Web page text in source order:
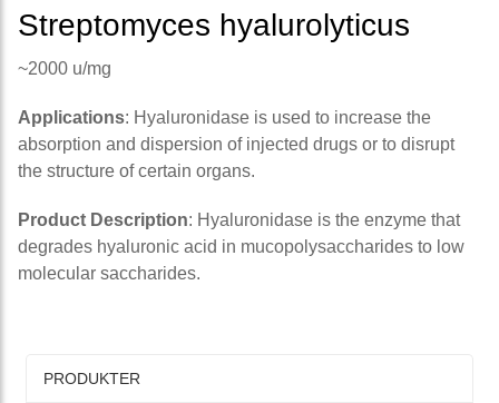
Streptomyces hyalurolyticus
~2000 u/mg
Applications: Hyaluronidase is used to increase the
absorption and dispersion of injected drugs or to disrupt
the structure of certain organs.
Product Description: Hyaluronidase is the enzyme that
degrades hyaluronic acid in mucopolysaccharides to low
molecular saccharides.
PRODUKTER